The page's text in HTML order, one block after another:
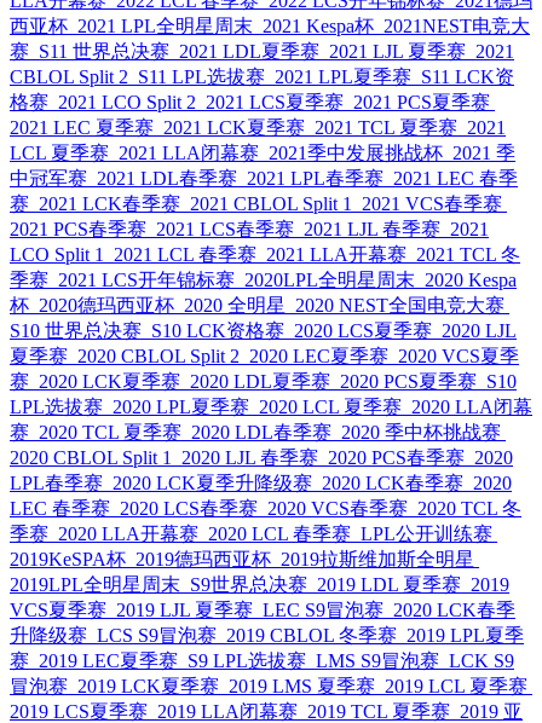
西亚杯 2021 LPL全明星周末 2021 Kespa杯 2021NEST电竞大
赛 S11 世界总决赛 2021 LDL夏季赛 2021 LJL 夏季赛 2021
CBLOL Split 2 S11 LPL选拔赛 2021 LPL夏季赛 S11 LCK资
格赛 2021 LCO Split 2 2021 LCS夏季赛 2021 PCS夏季赛
2021 LEC 夏季赛 2021 LCK夏季赛 2021 TCL 夏季赛 2021
LCL 夏季赛 2021 LLA闭幕赛 2021季中发展挑战杯 2021 季
中冠军赛 2021 LDL春季赛 2021 LPL春季赛 2021 LEC 春季
赛 2021 LCK春季赛 2021 CBLOL Split 1
2021 VCS春季赛
2021 PCS春季赛 2021 LCS春季赛 2021 LJL 春季赛 2021
LCO Split 1
2021 LCL 春季赛 2021 LLA开幕赛 2021 TCL 冬
季赛 2021 LCS开年锦标赛 2020LPL全明星周末 2020 Kespa
杯 2020德玛西亚杯 2020 全明星
2020 NEST全国电竞大赛
S10 世界总决赛 S10 LCK资格赛 2020 LCS夏季赛 2020 LJL
夏季赛 2020 CBLOL Split 2 2020 LEC夏季赛 2020 VCS夏季
赛 2020 LCK夏季赛 2020 LDL夏季赛 2020 PCS夏季赛 S10
LPL选拔赛 2020 LPL夏季赛 2020 LCL 夏季赛 2020 LLA闭幕
赛 2020 TCL 夏季赛 2020 LDL春季赛 2020 季中杯挑战赛
2020 CBLOL Split 1
2020 LJL 春季赛 2020 PCS春季赛 2020
LPL春季赛 2020 LCK夏季升降级赛 2020 LCK春季赛 2020
LEC 春季赛 2020 LCS春季赛 2020 VCS春季赛 2020 TCL 冬
季赛 2020 LLA开幕赛 2020 LCL 春季赛 LPL公开训练赛
2019KeSPA杯 2019德玛西亚杯 2019拉斯维加斯全明星
2019LPL全明星周末 S9世界总决赛 2019 LDL 夏季赛 2019
VCS夏季赛 2019 LJL 夏季赛 LEC S9冒泡赛 2020 LCK春季
升降级赛 LCS S9冒泡赛 2019 CBLOL 冬季赛 2019 LPL夏季
赛 2019 LEC夏季赛 S9 LPL选拔赛 LMS S9冒泡赛 LCK S9
冒泡赛 2019 LCK夏季赛 2019 LMS 夏季赛 2019 LCL 夏季赛
2019 LCS夏季赛 2019 LLA闭幕赛 2019 TCL 夏季赛 2019 亚